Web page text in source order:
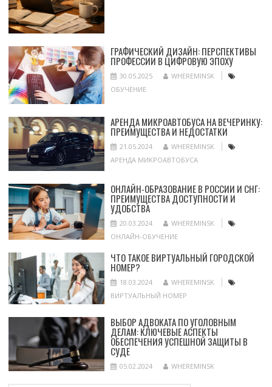
ГРАФИЧЕСКИЙ ДИЗАЙН: ПЕРСПЕКТИВЫ
ПРОФЕССИИ В ЦИФРОВУЮ ЭПОХУ
30.05.2025
WHEREMINSK
ОБУЧЕНИЕ
АРЕНДА МИКРОАВТОБУСА НА ВЕЧЕРИНКУ:
ПРЕИМУЩЕСТВА И НЕДОСТАТКИ
21.05.2024
WHEREMINSK
АРЕНДА МИКРОАВТОБУСА
ОНЛАЙН-ОБРАЗОВАНИЕ В РОССИИ И СНГ:
ПРЕИМУЩЕСТВА ДОСТУПНОСТИ И
УДОБСТВА
20.03.2024
WHEREMINSK
ОНЛАЙН-ОБУЧЕНИЕ
ЧТО ТАКОЕ ВИРТУАЛЬНЫЙ ГОРОДСКОЙ
НОМЕР?
18.03.2024
WHEREMINSK
ВИРТУАЛЬНЫЙ НОМЕР
ВЫБОР АДВОКАТА ПО УГОЛОВНЫМ
ДЕЛАМ: КЛЮЧЕВЫЕ АСПЕКТЫ
ОБЕСПЕЧЕНИЯ УСПЕШНОЙ ЗАЩИТЫ В
СУДЕ
05.02.2024 WHEREMINSK